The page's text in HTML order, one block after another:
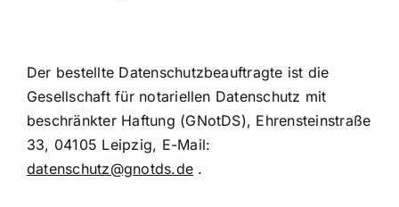
Der bestellte Datenschutzbeauftragte ist die
Gesellschaft für notariellen Datenschutz mit
beschränkter Haftung (GNotDS), Ehrensteinstraße
33, 04105 Leipzig, E-Mail:
datenschutz@gnotds.de .